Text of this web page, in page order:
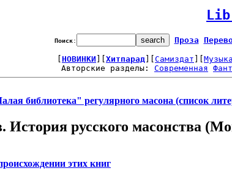
Поиск: Проза
НОВИНКИ Хитпарад Самиздат Музыка
Авторские разделы: Современная
библиотека" регулярного масона (список
История русского масонства
этих книг